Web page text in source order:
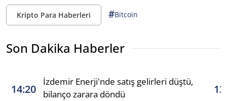
Kripto Para Haberleri #Bitcoin
Son Dakika Haberler
14:20
İzdemir Enerji'nde satış gelirleri düştü,
bilanço zarara döndü